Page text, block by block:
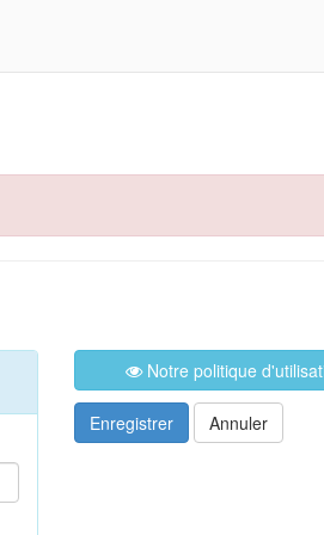
Notre politique
Enregistrer Annuler